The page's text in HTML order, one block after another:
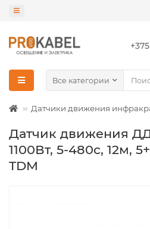
Все категории
Датчики движения
Датчик движения
1100Вт, 5-480с, 12м,
TDM